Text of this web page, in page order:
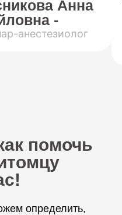
Анна
-
анестезиолог
помочь
определить,